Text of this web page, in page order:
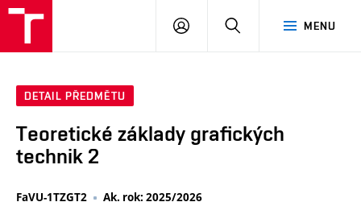
MENU
PŘIHLÁSIT
DETAIL PŘEDMĚTU
Teoretické základy grafických
technik 2
FaVU-1TZGT2 Ak. rok: 2025/2026